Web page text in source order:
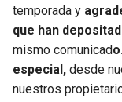
temporada y
que han
mismo comunicad
especial, desde
nuestros